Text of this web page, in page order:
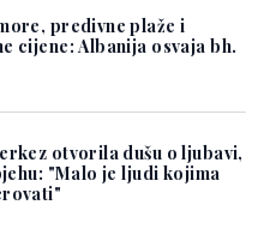
predivne plaže i
cijene: Albanija osvaja bh.
otvorila dušu o ljubavi,
"Malo je ljudi kojima